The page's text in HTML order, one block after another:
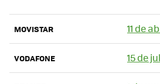
MOVISTAR 11 de
VODAFONE 15 de